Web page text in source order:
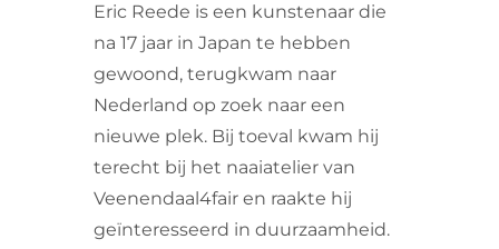
Eric Reede is een kunstenaar die
na 17 jaar in Japan te hebben
gewoond, terugkwam naar
Nederland op zoek naar een
nieuwe plek. Bij toeval kwam hij
terecht bij het naaiatelier van
Veenendaal4fair en raakte hij
geïnteresseerd in duurzaamheid.